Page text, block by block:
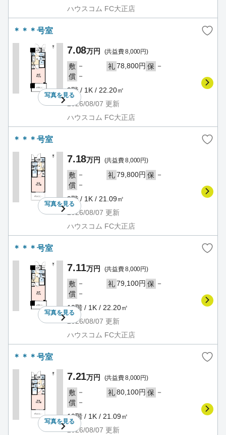
ハウスコム FC大正店
＊＊＊号室
写真を見る
7.08万円 (共益費 8,000円)
敷 － 礼78,800円 保 －
償 －
9階 / 1K / 22.20㎡
2026/08/07 更新
ハウスコム FC大正店
＊＊＊号室
写真を見る
7.18万円 (共益費 8,000円)
敷 － 礼79,800円 保 －
償 －
9階 / 1K / 21.09㎡
2026/08/07 更新
ハウスコム FC大正店
＊＊＊号室
写真を見る
7.11万円 (共益費 8,000円)
敷 － 礼79,100円 保 －
償 －
10階 / 1K / 22.20㎡
2026/08/07 更新
ハウスコム FC大正店
＊＊＊号室
写真を見る
7.21万円 (共益費 8,000円)
敷 － 礼80,100円 保 －
償 －
10階 / 1K / 21.09㎡
2026/08/07 更新